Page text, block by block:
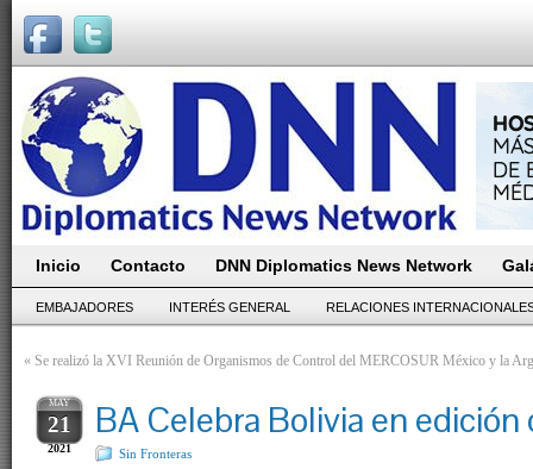
Inicio Contacto DNN Diplomatics News Network
EMBAJADORES INTERÉS GENERAL RELACIONES
« Se realizó la XVI Reunión de Organismos de Control del MERCOSUR México y la
MAY
21
2021
BA Celebra Bolivia en
Sin Fronteras